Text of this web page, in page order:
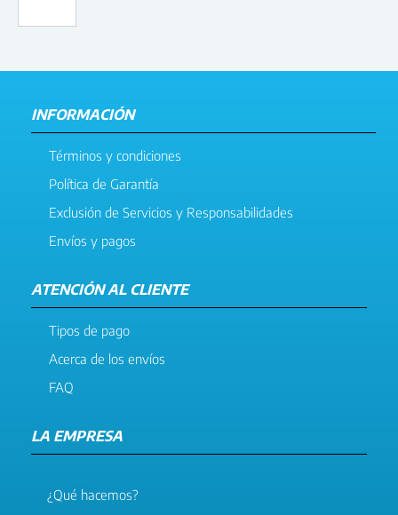
INFORMACIÓN
Términos y condiciones
Política de Garantía
Exclusión de Servicios y Responsabilidades
Envíos y pagos
ATENCIÓN AL CLIENTE
Tipos de pago
Acerca de los envíos
FAQ
LA EMPRESA
¿Qué hacemos?